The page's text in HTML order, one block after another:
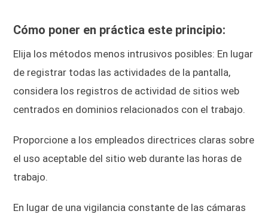
Cómo poner en práctica este principio:
Elija los métodos menos intrusivos posibles: En lugar
de registrar todas las actividades de la pantalla,
considera los registros de actividad de sitios web
centrados en dominios relacionados con el trabajo.
Proporcione a los empleados directrices claras sobre
el uso aceptable del sitio web durante las horas de
trabajo.
En lugar de una vigilancia constante de las cámaras